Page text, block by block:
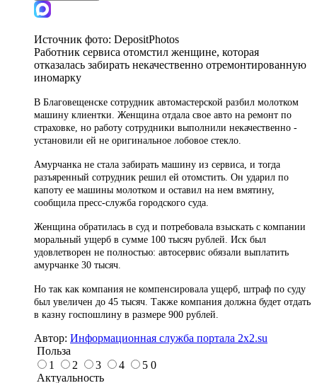
Источник фото: DepositPhotos
Работник сервиса отомстил женщине, которая
отказалась забирать некачественно отремонтированную
иномарку
В Благовещенске сотрудник автомастерской разбил молотком
машину клиентки. Женщина отдала свое авто на ремонт по
страховке, но работу сотрудники выполнили некачественно -
установили ей не оригинальное лобовое стекло.
Амурчанка не стала забирать машину из сервиса, и тогда
разъяренный сотрудник решил ей отомстить. Он ударил по
капоту ее машины молотком и оставил на нем вмятину,
сообщила пресс-служба городского суда.
Женщина обратилась в суд и потребовала взыскать с компании
моральный ущерб в сумме 100 тысяч рублей. Иск был
удовлетворен не полностью: автосервис обязали выплатить
амурчанке 30 тысяч.
Но так как компания не компенсировала ущерб, штраф по суду
был увеличен до 45 тысяч. Также компания должна будет отдать
в казну госпошлину в размере 900 рублей.
Автор: Информационная служба портала 2x2.su
Польза
1
2 3 4 5 0
Актуальность